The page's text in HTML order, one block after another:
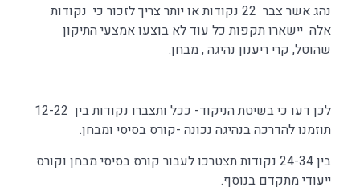
נהג אשר צבר 22 נקודות או יותר צריך לזכור כי נקודות
אלה יישארו תקפות כל עוד לא בוצעו אמצעי התיקון
שהוטל, קרי ריענון נהיגה , מבחן.
לכן דעו כי בשיטת הניקוד- ככל ותצברו נקודות בין 12-22
תוזמנו להדרכה בנהיגה נכונה -קורס בסיסי ומבחן.
בין 24-34 נקודות תצטרכו לעבור קורס בסיסי מבחן וקורס
ייעודי מתקדם בנוסף.